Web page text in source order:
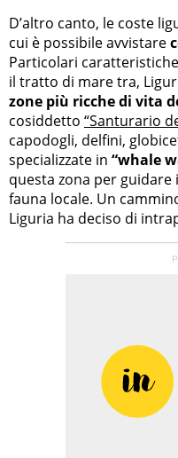
D’altro canto, le coste
cui è possibile avvistare
Particolari
il tratto di mare tra,
zone più ricche di vita
cosiddetto “Santurario
capodogli, delfini,
specializzate in “whale
questa zona per
fauna locale. Un
Liguria ha deciso di